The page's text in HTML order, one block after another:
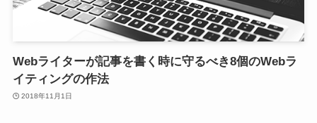
Webライターが記事を書く時に守るべき8個のWebラ
イティングの作法
2018年11月1日